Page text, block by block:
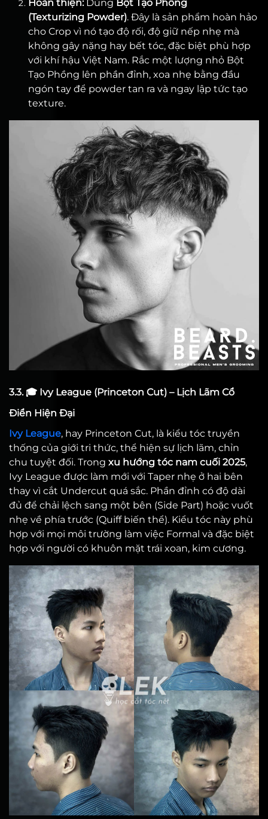
Hoàn thiện:Dùng Bột Tạo Phồng
(Texturizing Powder). Đây là sản phẩm hoàn hảo
cho Crop vì nó tạo độ rối, độ giữ nếp nhẹ mà
không gây nặng hay bết tóc, đặc biệt phù hợp
với khí hậu Việt Nam. Rắc một lượng nhỏ Bột
Tạo Phồng lên phần đỉnh, xoa nhẹ bằng đầu
ngón tay để powder tan ra và ngay lập tức tạo
texture.
3.3. 🎓 Ivy League (Princeton Cut) – Lịch Lãm Cổ
Điển Hiện Đại
Ivy League, hay Princeton Cut, là kiểu tóc truyền
thống của giới tri thức, thể hiện sự lịch lãm, chỉn
chu tuyệt đối. Trong xu hướng tóc nam cuối 2025,
Ivy League được làm mới với Taper nhẹ ở hai bên
thay vì cắt Undercut quá sắc. Phần đỉnh có độ dài
đủ để chải lệch sang một bên (Side Part) hoặc vuốt
nhẹ về phía trước (Quiff biến thể). Kiểu tóc này phù
hợp với mọi môi trường làm việc Formal và đặc biệt
hợp với người có khuôn mặt trái xoan, kim cương.